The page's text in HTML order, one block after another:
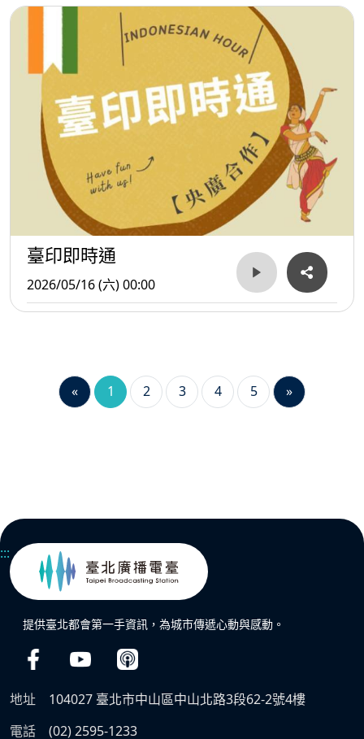
臺印即時通
2026/05/16 (六) 00:00
« 1 2 3 4 5 »
:::
提供臺北都會第一手資訊，為城市傳遞心動與感動。
地址
104027 臺北市中山區中山北路3段62-2號4樓
電話
(02) 2595-1233